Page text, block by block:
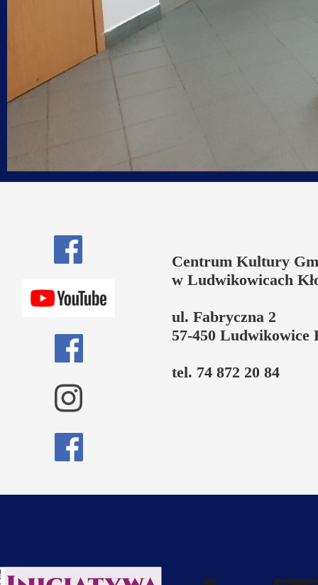
Centrum Kultury
w Ludwikowicach
ul. Fabryczna 2
57-450 Ludwikowice
tel. 74 872 20 84